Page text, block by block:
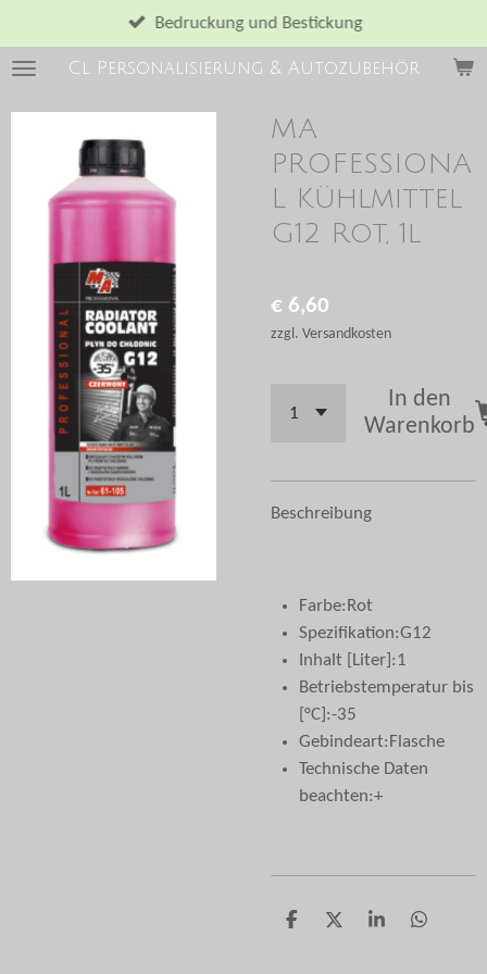
Hauptinhalt
springenCl Personalisierung & Autozubehör
Bedruckung und Bestickung
MA
PROFESSIONA
L Kühlmittel
G12 Rot, 1l
€ 6,60
zzgl. Versandkosten
In den
Warenkorb
Beschreibung
Farbe: Rot
Spezifikation:G12
Inhalt [Liter]: 1
Betriebstemperatur bis
[°C]:-35
Gebindeart: Flasche
Technische Daten
beachten:+
T
T
T
T